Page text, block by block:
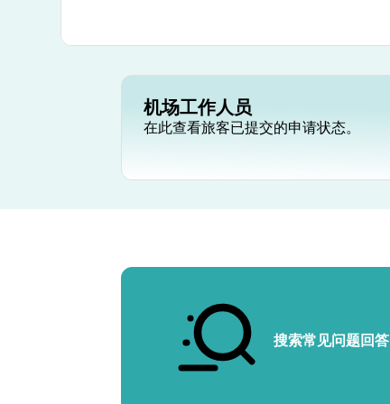
机场工作人员
在此查看旅客已提交的申请状态。
搜索常见问题回答